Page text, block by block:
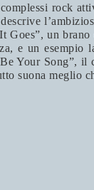
rock
Goes”, un
e un
Your Song”,
suona meglio